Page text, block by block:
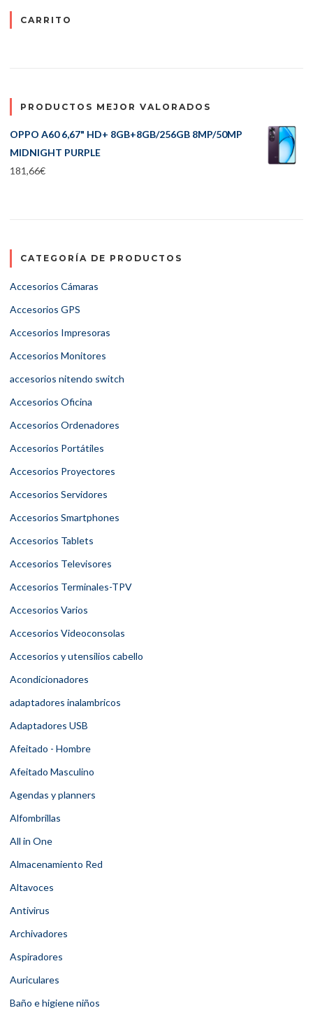
CARRITO
PRODUCTOS MEJOR VALORADOS
OPPO A60 6,67" HD+ 8GB+8GB/256GB 8MP/50MP
MIDNIGHT PURPLE
181,66€
CATEGORÍA DE PRODUCTOS
Accesorios Cámaras
Accesorios GPS
Accesorios Impresoras
Accesorios Monitores
accesorios nitendo switch
Accesorios Oficina
Accesorios Ordenadores
Accesorios Portátiles
Accesorios Proyectores
Accesorios Servidores
Accesorios Smartphones
Accesorios Tablets
Accesorios Televisores
Accesorios Terminales-TPV
Accesorios Varios
Accesorios Videoconsolas
Accesorios y utensilios cabello
Acondicionadores
adaptadores inalambricos
Adaptadores USB
Afeitado - Hombre
Afeitado Masculino
Agendas y planners
Alfombrillas
All in One
Almacenamiento Red
Altavoces
Antivirus
Archivadores
Aspiradores
Auriculares
Baño e higiene niños